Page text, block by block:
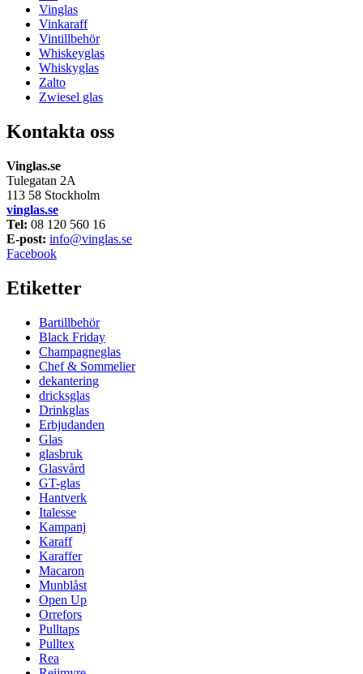
Vinglas
Vinkaraff
Vintillbehör
Whiskeyglas
Whiskyglas
Zalto
Zwiesel glas
Kontakta oss
Vinglas.se
Tulegatan 2A
113 58 Stockholm
vinglas.se
Tel: 08 120 560 16
E-post: info@vinglas.se
Facebook
Etiketter
Bartillbehör
Black Friday
Champagneglas
Chef & Sommelier
dekantering
dricksglas
Drinkglas
Erbjudanden
Glas
glasbruk
Glasvård
GT-glas
Hantverk
Italesse
Kampanj
Karaff
Karaffer
Macaron
Munblåst
Open Up
Orrefors
Pulltaps
Pulltex
Rea